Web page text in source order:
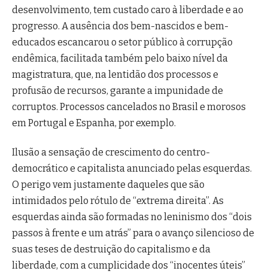
desenvolvimento, tem custado caro à liberdade e ao
progresso. A ausência dos bem-nascidos e bem-
educados escancarou o setor público à corrupção
endêmica, facilitada também pelo baixo nível da
magistratura, que, na lentidão dos processos e
profusão de recursos, garante a impunidade de
corruptos. Processos cancelados no Brasil e morosos
em Portugal e Espanha, por exemplo.
Ilusão a sensação de crescimento do centro-
democrático e capitalista anunciado pelas esquerdas.
O perigo vem justamente daqueles que são
intimidados pelo rótulo de “extrema direita”. As
esquerdas ainda são formadas no leninismo dos “dois
passos à frente e um atrás” para o avanço silencioso de
suas teses de destruição do capitalismo e da
liberdade, com a cumplicidade dos “inocentes úteis”